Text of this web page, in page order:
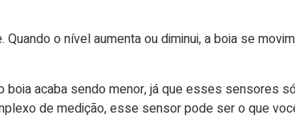
o nível aumenta ou diminui, a boia se
acaba sendo menor, já que esses sensores
de medição, esse sensor pode ser o que